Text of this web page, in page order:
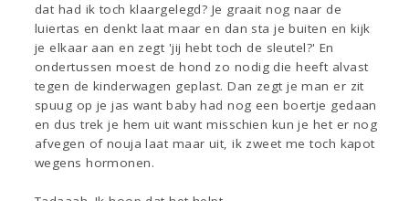
dat had ik toch klaargelegd? Je graait nog naar de
luiertas en denkt laat maar en dan sta je buiten en kijk
je elkaar aan en zegt 'jij hebt toch de sleutel?' En
ondertussen moest de hond zo nodig die heeft alvast
tegen de kinderwagen geplast. Dan zegt je man er zit
spuug op je jas want baby had nog een boertje gedaan
en dus trek je hem uit want misschien kun je het er nog
afvegen of nouja laat maar uit, ik zweet me toch kapot
wegens hormonen.